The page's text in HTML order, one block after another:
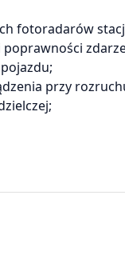
fotoradarów
przy